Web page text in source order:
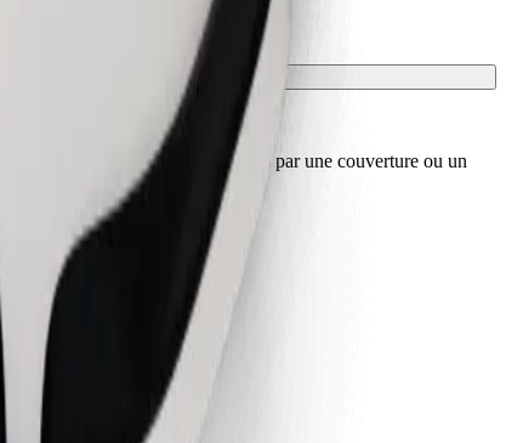
les sièges doivent être protégés par une couverture ou un